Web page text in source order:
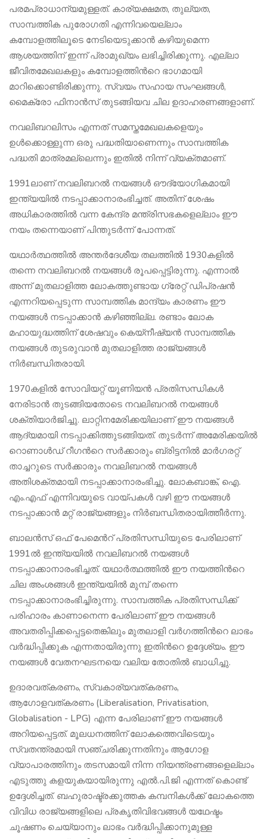
പരമപ്രാധാന്യമുള്ളത്. കാര്യക്ഷമത, തുല്യത,
സാമ്പത്തിക പുരോഗതി എന്നിവയെല്ലാം
കമ്പോളത്തിലൂടെ നേടിയെടുക്കാൻ കഴിയുമെന്ന
ആശയത്തിന് ഇന്ന് പ്രാമുഖ്യം ലഭിച്ചിരിക്കുന്നു. എല്ലാ
ജീവിതമേഖലകളും കമ്പോളത്തിന്‍റെ ഭാഗമായി
മാറിക്കൊണ്ടിരിക്കുന്നു. സ്വയം സഹായ സംഘങ്ങൾ,
മൈക്രോ ഫിനാൻസ് തുടങ്ങിയവ ചില ഉദാഹരണങ്ങളാണ്.
നവലിബറലിസം എന്നത് സമസ്തമേഖലകളെയും
ഉൾക്കൊള്ളുന്ന ഒരു പദ്ധതിയാണെന്നും സാമ്പത്തിക
പദ്ധതി മാത്രമല്ലെന്നും ഇതിൽ നിന്ന് വ്യക്തമാണ്.
1991ലാണ് നവലിബറൽ നയങ്ങൾ ഔദ്യോഗികമായി
ഇന്ത്യയിൽ നടപ്പാക്കാനാരംഭിച്ചത്. അതിന് ശേഷം
അധികാരത്തിൽ വന്ന കേന്ദ്ര മന്ത്രിസഭകളെല്ലാം ഈ
നയം തന്നെയാണ് പിന്തുടർന്ന് പോന്നത്.
യഥാർത്ഥത്തിൽ അന്തർദേശീയ തലത്തിൽ 1930കളിൽ
തന്നെ നവലിബറൽ നയങ്ങൾ രൂപപ്പെട്ടിരുന്നു. എന്നാൽ
അന്ന് മുതലാളിത്ത ലോകത്തുണ്ടായ ഗ്രേറ്റ് ഡിപ്രഷൻ
എന്നറിയപ്പെടുന്ന സാമ്പത്തിക മാന്ദ്യം കാരണം ഈ
നയങ്ങൾ നടപ്പാക്കാൻ കഴിഞ്ഞില്ല. രണ്ടാം ലോക
മഹായുദ്ധത്തിന് ശേഷവും കെയ്നീഷ്യൻ സാമ്പത്തിക
നയങ്ങൾ തുടരുവാൻ മുതലാളിത്ത രാജ്യങ്ങൾ
നിർബന്ധിതരായി.
1970കളിൽ സോവിയറ്റ് യൂണിയൻ പ്രതിസന്ധികൾ
നേരിടാൻ തുടങ്ങിയതോടെ നവലിബറൽ നയങ്ങൾ
ശക്തിയാർജിച്ചു. ലാറ്റിനമേരിക്കയിലാണ് ഈ നയങ്ങൾ
ആദ്യമായി നടപ്പാക്കിത്തുടങ്ങിയത്. തുടർന്ന് അമേരിക്കയിൽ
റൊണാൾഡ് റീഗന്‍റെ സർക്കാരും ബ്രിട്ടനിൽ മാർഗരറ്റ്
താച്ചറുടെ സർക്കാരും നവലിബറൽ നയങ്ങൾ
അതിശക്തമായി നടപ്പാക്കാനാരംഭിച്ചു. ലോകബാങ്ക്, ഐ.
എം.എഫ് എന്നിവയുടെ വായ്പകൾ വഴി ഈ നയങ്ങൾ
നടപ്പാക്കാൻ മറ്റ് രാജ്യങ്ങളും നിർബന്ധിതരായിത്തീർന്നു.
ബാലൻസ് ഒഫ് പേമെന്‍റ് പ്രതിസന്ധിയുടെ പേരിലാണ്
1991ൽ ഇന്ത്യയിൽ നവലിബറൽ നയങ്ങൾ
നടപ്പാക്കാനാരംഭിച്ചത്. യഥാർത്ഥത്തിൽ ഈ നയത്തിന്‍റെ
ചില അംശങ്ങൾ ഇന്ത്യയിൽ മുമ്പ് തന്നെ
നടപ്പാക്കാനാരംഭിച്ചിരുന്നു. സാമ്പത്തിക പ്രതിസന്ധിക്ക്
പരിഹാരം കാണാനെന്ന പേരിലാണ് ഈ നയങ്ങൾ
അവതരിപ്പിക്കപ്പെട്ടതെങ്കിലും മുതലാളി വർഗത്തിന്‍റെ ലാഭം
വർദ്ധിപ്പിക്കുക എന്നതായിരുന്നു ഇതിന്‍റെ ഉദ്ദേശ്യം. ഈ
നയങ്ങൾ വേതനഘടനയെ വലിയ തോതിൽ ബാധിച്ചു.
ഉദാരവത്കരണം, സ്വകാര്യവത്കരണം,
ആഗോളവത്കരണം (Liberalisation, Privatisation,
Globalisation - LPG) എന്ന പേരിലാണ് ഈ നയങ്ങൾ
അറിയപ്പെട്ടത്. മൂലധനത്തിന് ലോകത്തെവിടെയും
സ്വതന്ത്രമായി സഞ്ചരിക്കുന്നതിനും ആഗോള
വ്യാപാരത്തിനും തടസമായി നിന്ന നിയന്ത്രണങ്ങളെല്ലാം
എടുത്തു കളയുകയായിരുന്നു എൽ.പി.ജി എന്നത് കൊണ്ട്
ഉദ്ദേശിച്ചത്. ബഹുരാഷ്ട്രക്കുത്തക കമ്പനികൾക്ക് ലോകത്തെ
വിവിധ രാജ്യങ്ങളിലെ പ്രകൃതിവിഭവങ്ങൾ യഥേഷ്ടം
ചൂഷണം ചെയ്യാനും ലാഭം വർദ്ധിപ്പിക്കാനുമുള്ള